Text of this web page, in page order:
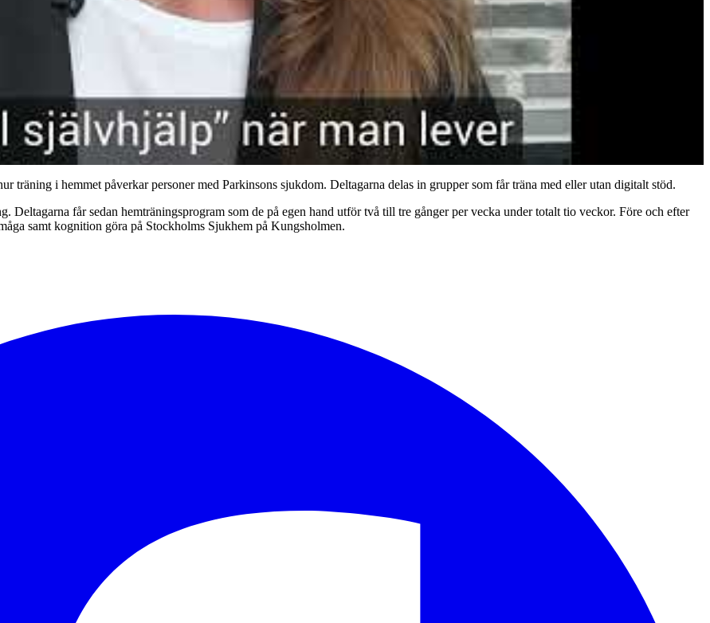
träning i hemmet påverkar personer med Parkinsons sjukdom. Deltagarna delas in grupper som får träna med eller utan digitalt stöd.
Deltagarna får sedan hemträningsprogram som de på egen hand utför två till tre gånger per vecka under totalt tio veckor. Före och efter
samt kognition göra på Stockholms Sjukhem på Kungsholmen.